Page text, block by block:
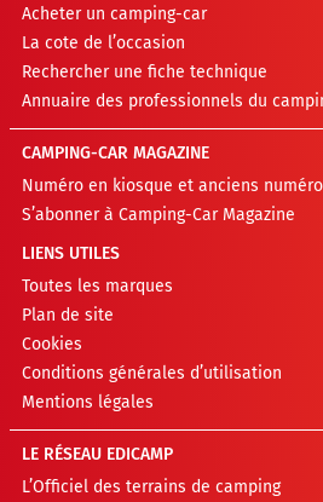
Acheter un camping-car
La cote de l’occasion
Rechercher une fiche technique
Annuaire des professionnels du
CAMPING-CAR MAGAZINE
Numéro en kiosque et anciens
S’abonner à Camping-Car Magazine
LIENS UTILES
Toutes les marques
Plan de site
Cookies
Conditions générales d’utilisation
Mentions légales
LE RÉSEAU EDICAMP
L’Officiel des terrains de camping